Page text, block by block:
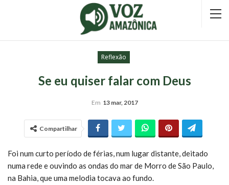
Reflexão
Se eu quiser falar com Deus
Em 13 mar, 2017
Compartilhar
Foi num curto período de férias, num lugar distante, deitado
numa rede e ouvindo as ondas do mar de Morro de São Paulo,
na Bahia, que uma melodia tocava ao fundo.